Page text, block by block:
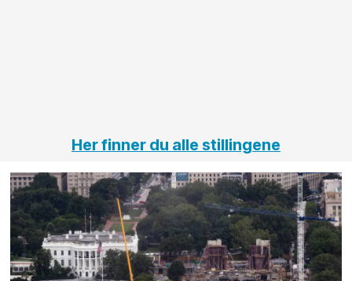
Her finner du alle stillingene